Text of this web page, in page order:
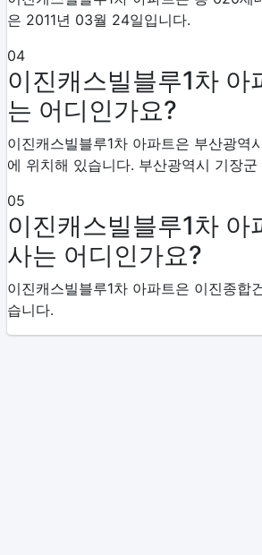
은 2011년 03월 24일입니다.
04
이진캐스빌블루1차 아
는 어디인가요?
이진캐스빌블루1차 아파트은 부산광역
에 위치해 있습니다. 부산광역시 기장
05
이진캐스빌블루1차 아
사는 어디인가요?
이진캐스빌블루1차 아파트은 이진종합
습니다.